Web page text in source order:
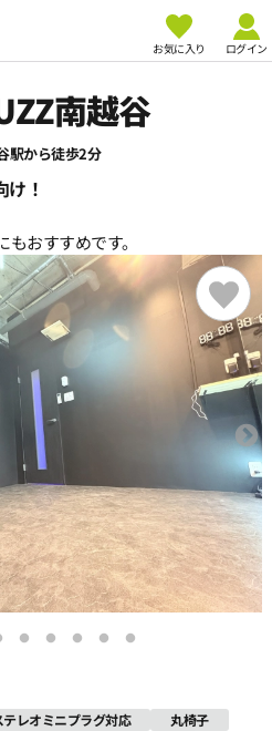
お気に入り ログイン
南越谷
駅から徒歩2分
！
おすすめです。
レオミニプラグ対応
丸椅子